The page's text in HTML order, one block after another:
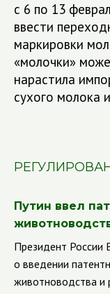
с 6 по 13
ввести
маркировки
«молочки»
нарастила
сухого молока
Путин ввел
Президент России
о введении
животноводства и